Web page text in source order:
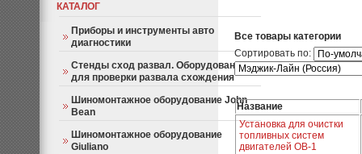
КАТАЛОГ
Приборы и инструменты авто
диагностики
Стенды сход развал. Оборудование
для проверки развала схождения
Шиномонтажное оборудование John
Bean
Шиномонтажное оборудование
Giuliano
Все товары категории
Сортировать по:
Название
Установка для очистки
топливных систем
двигателей ОВ-1